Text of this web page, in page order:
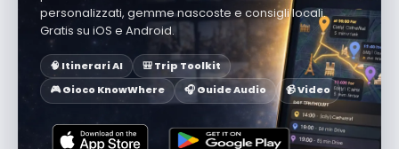
personalizzati, gemme nascoste e consigli locali.
Gratis su iOS e Android.
🧠 Itinerari AI
🎒 Trip Toolkit
🎮 Gioco KnowWhere
🎧 Guide Audio 📹 Video